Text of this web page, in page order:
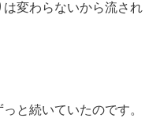
変わらないから流され
と続いていたのです。